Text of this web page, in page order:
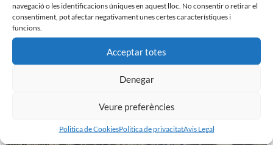
navegació o les identificacions úniques en aquest lloc. No consentir o retirar el
consentiment, pot afectar negativament unes certes característiques i
funcions.
Acceptar totes
Denegar
Veure preferències
Politica de CookiesPolitica de privacitatAvis Legal
FC Fuenlabrada 1 – 2 CE Sabadell